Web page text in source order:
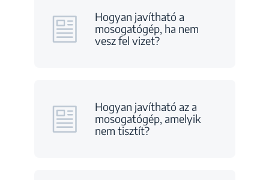
Hogyan javítható a
mosogatógép, ha nem
vesz fel vizet?
Hogyan javítható az a
mosogatógép, amelyik
nem tisztít?